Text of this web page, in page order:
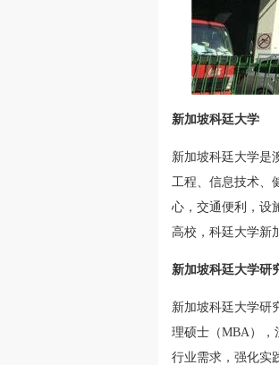
新加坡科廷大学
新加坡科廷大学是
工程、信息技术、
心，交通便利，设
高校，科廷大学新
新加坡科廷大学研
新加坡科廷大学研
理硕士（MBA），
行业需求，强化实